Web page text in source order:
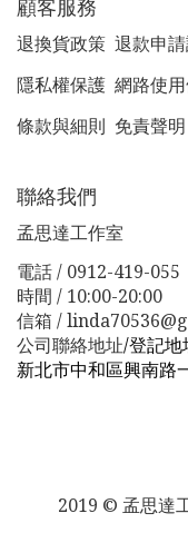
顧客服務
退換貨政策 退款申
隱私權保護 網路使
條款與細則 免責聲明
聯絡我們
孟思達工作室
電話 / 0912-419-055
時間 / 10:00-20:00
信箱 /
公司聯絡地址/登記地
新北市中和區興南路
2019 © 孟思達